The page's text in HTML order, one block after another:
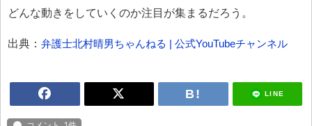
どんな動きをしていくのか注目が集まるだろう。
出典： 弁護士北村晴男ちゃんねる | 公式YouTubeチャンネル
LINE